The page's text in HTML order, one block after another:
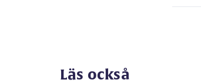
Läs också